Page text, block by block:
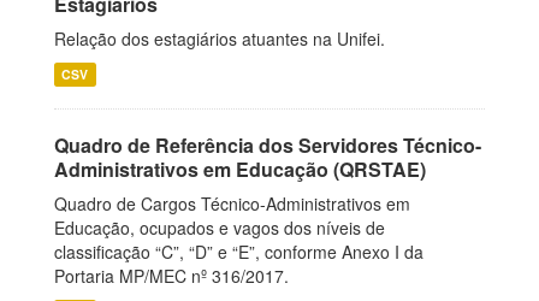
Relação dos estagiários atuantes na Unifei.
CSV
Quadro de Referência dos Servidores Técnico-
Administrativos em Educação (QRSTAE)
Quadro de Cargos Técnico-Administrativos em
Educação, ocupados e vagos dos níveis de
classificação “C”, “D” e “E”, conforme Anexo I da
Portaria MP/MEC nº 316/2017.